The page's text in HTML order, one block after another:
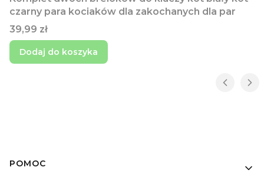
czarny para kociaków dla zakochanych dla par
Cena
39,99 zł
Dodaj do koszyka
Linki w stopce
POMOC